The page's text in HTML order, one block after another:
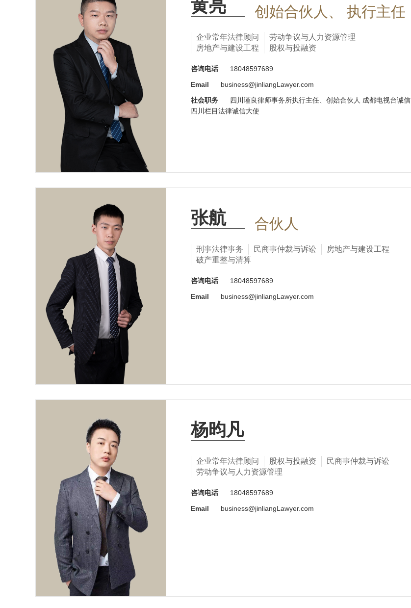
黄亮 创始合伙人、 执行主任
企业常年法律顾问
劳动争议与人力资源管理
房地产与建设工程
股权与投融资
咨询电话
18048597689
Email
business@jinliangLawyer.com
社会职务
四川谨良律师事务所执行主任、创始合伙人 成都电视台诚信
四川栏目法律诚信大使
张航 合伙人
刑事法律事务 民商事仲裁与诉讼
房地产与建设工程
破产重整与清算
咨询电话
18048597689
Email
business@jinliangLawyer.com
杨昀凡
企业常年法律顾问 股权与投融资
民商事仲裁与诉讼
劳动争议与人力资源管理
咨询电话
18048597689
Email
business@jinliangLawyer.com